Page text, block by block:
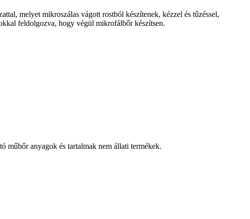
melyet mikroszálas vágott rostból készítenek, kézzel és tűzéssel,
feldolgozva, hogy végül mikrofálbőr készítsen.
műbőr anyagok és tartalmak nem állati termékek.